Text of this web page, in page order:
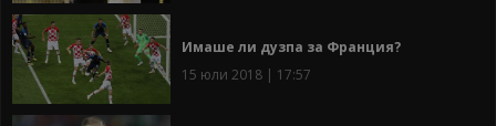
Имаше ли дузпа за Франция?
15 юли 2018 | 17:57